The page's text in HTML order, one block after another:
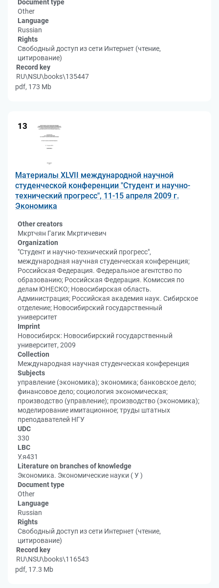
Document type
Other
Language
Russian
Rights
Свободный доступ из сети Интернет (чтение,
цитирование)
Record key
RU\NSU\books\135447
pdf, 173 Mb
13
Материалы XLVII международной научной
студенческой конференции "Студент и научно-
технический прогресс", 11-15 апреля 2009 г.
Экономика
Other creators
Мкртчян Гагик Мкртичевич
Organization
"Студент и научно-технический прогресс",
международная научная студенческая конференция;
Российская Федерация. Федеральное агентство по
образованию; Российская Федерация. Комиссия по
делам ЮНЕСКО; Новосибирская область.
Администрация; Российская академия наук. Сибирское
отделение; Новосибирский государственный
университет
Imprint
Новосибирск: Новосибирский государственный
университет, 2009
Collection
Международная научная студенческая конференция
Subjects
управление (экономика); экономика; банковское дело;
финансовое дело; социология экономическая;
производство (управление); производство (экономика);
моделирование имитационное; труды штатных
преподавателей НГУ
UDC
330
LBC
У.я431
Literature on branches of knowledge
Экономика. Экономические науки ( У )
Document type
Other
Language
Russian
Rights
Свободный доступ из сети Интернет (чтение,
цитирование)
Record key
RU\NSU\books\116543
pdf, 17.3 Mb